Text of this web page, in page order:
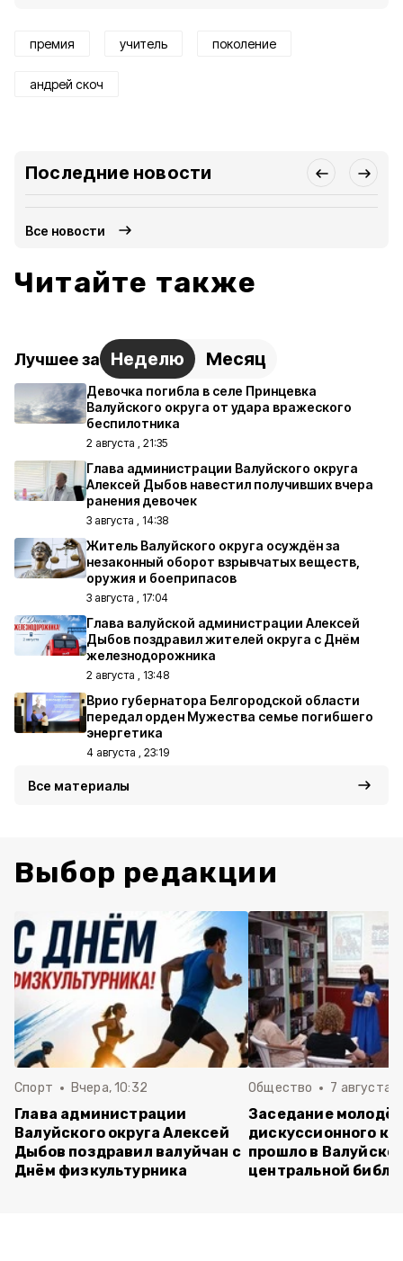
премия учитель поколение
андрей скоч
Последние новости
Все новости
Читайте также
Лучшее за Неделю Месяц
Девочка погибла в селе Принцевка
Валуйского округа от удара вражеского
беспилотника
2 августа , 21:35
Глава администрации Валуйского округа
Алексей Дыбов навестил получивших вчера
ранения девочек
3 августа , 14:38
Житель Валуйского округа осуждён за
незаконный оборот взрывчатых веществ,
оружия и боеприпасов
3 августа , 17:04
Глава валуйской администрации Алексей
Дыбов поздравил жителей округа с Днём
железнодорожника
2 августа , 13:48
Врио губернатора Белгородской области
передал орден Мужества семье погибшего
энергетика
4 августа , 23:19
Все материалы
Выбор редакции
Спорт Вчера, 10:32
Глава администрации
Валуйского округа Алексей
Дыбов поздравил валуйчан с
Днём физкультурника
Общество 7 августа ,
Заседание
дискуссионного
прошло в
центральной